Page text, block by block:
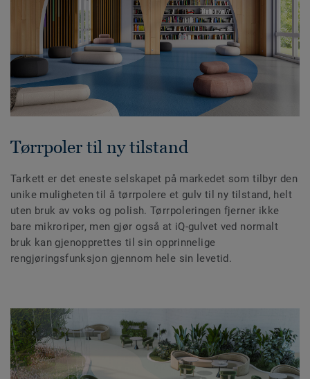
Tørrpoler til ny tilstand
Tarkett er det eneste selskapet på markedet som tilbyr den
unike muligheten til å tørrpolere et gulv til ny tilstand, helt
uten bruk av voks og polish. Tørrpoleringen fjerner ikke
bare mikroriper, men gjør også at iQ-gulvet ved normalt
bruk kan gjenopprettes til sin opprinnelige
rengjøringsfunksjon gjennom hele sin levetid.